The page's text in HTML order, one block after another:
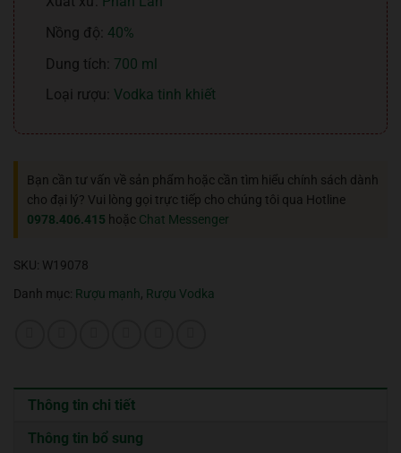
Nồng độ: 40%
Dung tích: 700 ml
Loại rượu: Vodka tinh khiết
Bạn cần tư vấn về sản phẩm hoặc cần tìm hiểu chính sách dành
cho đại lý? Vui lòng gọi trực tiếp cho chúng tôi qua Hotline
0978.406.415 hoặc Chat Messenger
SKU: W19078
Danh mục: Rượu mạnh, Rượu Vodka
Thông tin chi tiết
Thông tin bổ sung